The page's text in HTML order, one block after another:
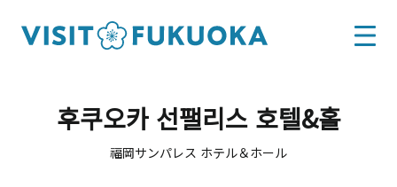
후쿠오카 선팰리스 호텔&홀
福岡サンパレス ホテル＆ホール